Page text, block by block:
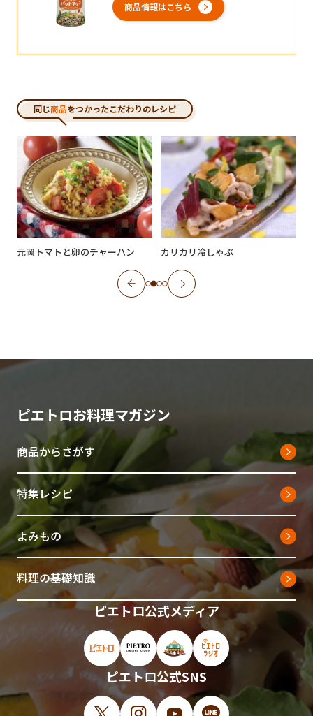
商品情報はこちら
同じ商品をつかったこだわりのレシピ
元岡トマトと卵のチャーハン カリカリ冷しゃぶ
ピエトロお料理マガジン
商品からさがす
特集レシピ
よみもの
料理の基礎知識
ピエトロ公式メディア
ピエトロ公式サイト（新しいウィンドウで
ピエトロオンラインストア（新しい
ピエトロホームタウン（新
ピエトロラジオ（新
ピエトロ公式SNS